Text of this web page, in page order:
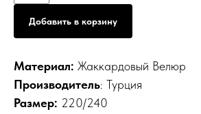
Добавить в корзину
Материал: Жаккардовый Велюр
Производитель: Турция
Размер: 220/240